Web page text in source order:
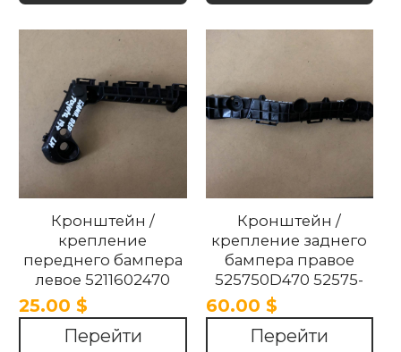
Кронштейн /
крепление
переднего бампера
левое 5211602470
52116-02470 TOYOTA
Corolla 2019-2023.
25.00 $
Перейти
Кронштейн /
крепление заднего
бампера правое
525750D470 52575-
0D470 TOYOTA YARIS
2021-2023
60.00 $
Перейти